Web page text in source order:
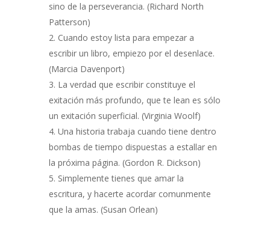
sino de la perseverancia. (Richard North
Patterson)
Cuando estoy lista para empezar a
escribir un libro, empiezo por el desenlace.
(Marcia Davenport)
La verdad que escribir constituye el
exitación más profundo, que te lean es sólo
un exitación superficial. (Virginia Woolf)
Una historia trabaja cuando tiene dentro
bombas de tiempo dispuestas a estallar en
la próxima página. (Gordon R. Dickson)
Simplemente tienes que amar la
escritura, y hacerte acordar comunmente
que la amas. (Susan Orlean)